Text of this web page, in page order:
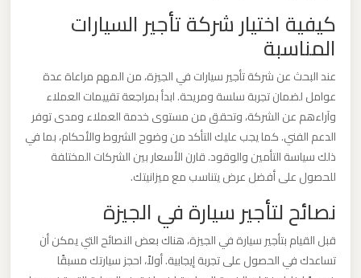
كيفية اختيار شركة تأجير السيارات
المناسبة
عند البحث عن شركة تأجير سيارات في الجيزة، من المهم مراعاة عدة
عوامل لضمان تجربة سلسة ومريحة. ابدأ بمراجعة تقييمات العملاء
وآراءهم عن الشركة، وتحقق من مستوى خدمة العملاء ومدى توفر
الدعم الفني. كما يجب عليك التأكد من وضوح الشروط والأحكام، بما في
ذلك سياسة التأمين والوقود. قارن الأسعار بين الشركات المختلفة
للحصول على أفضل عرض يتناسب مع ميزانيتك.
نصائح لتأجير سيارة في الجيزة
قبل القيام بتأجير سيارة في الجيزة، هناك بعض النصائح التي يمكن أن
تساعدك في الحصول على تجربة إيجابية. أولاً، احجز سيارتك مسبقًا
مطار
الغردقة
ليموزين
مطار
العلمين
الجديدة
ليموزين
مطار
العلمين